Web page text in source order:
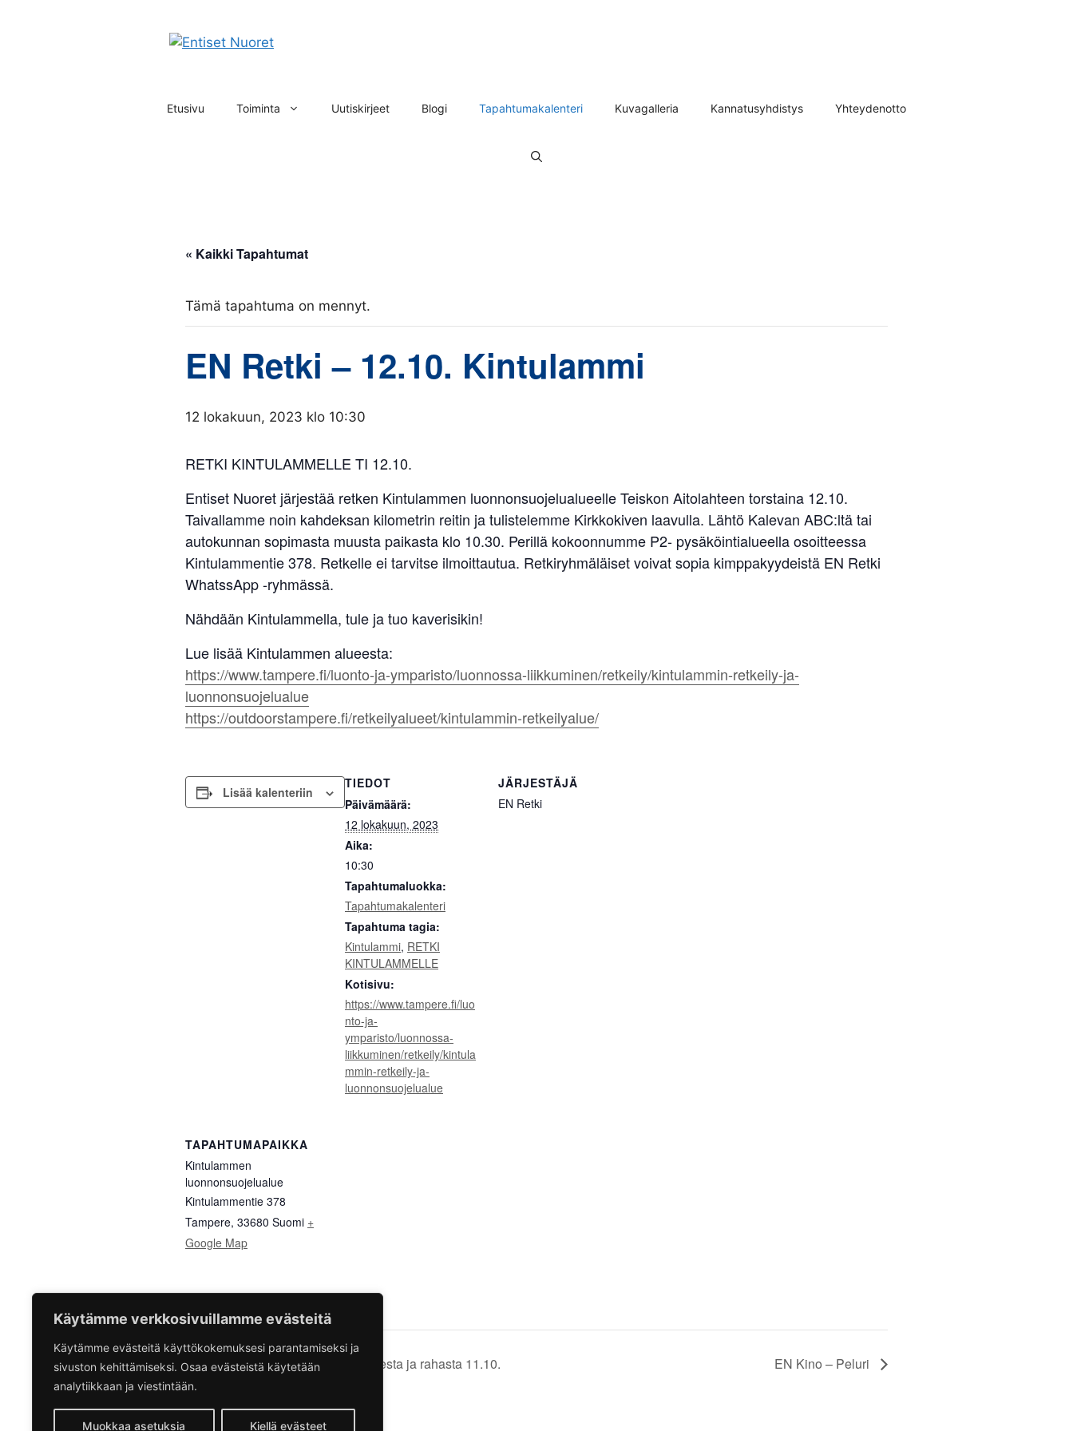
Käytämme verkkosivuillamme evästeitä
Käytämme evästeitä käyttökokemuksesi parantamiseksi ja
sivuston kehittämiseksi. Osaa evästeistä käytetään
analytiikkaan ja viestintään.
Muokkaa asetuksia Kiellä evästeet
Etusivu Toiminta Uutiskirjeet Blogi Tapahtumakalenteri Kuvagalleria Kannatusyhdistys Yhteydenotto
« Kaikki Tapahtumat
Tämä tapahtuma on mennyt.
EN Retki – 12.10. Kintulammi
12 lokakuun, 2023 klo 10:30
RETKI KINTULAMMELLE TI 12.10.
Entiset Nuoret järjestää retken Kintulammen luonnonsuojelualueelle Teiskon Aitolahteen torstaina 12.10.
Taivallamme noin kahdeksan kilometrin reitin ja tulistelemme Kirkkokiven laavulla. Lähtö Kalevan ABC:ltä tai
autokunnan sopimasta muusta paikasta klo 10.30. Perillä kokoonnumme P2- pysäköintialueella osoitteessa
Kintulammentie 378. Retkelle ei tarvitse ilmoittautua. Retkiryhmäläiset voivat sopia kimppakyydeistä EN Retki
WhatssApp -ryhmässä.
Nähdään Kintulammella, tule ja tuo kaverisikin!
Lue lisää Kintulammen alueesta:
https://www.tampere.fi/luonto-ja-ymparisto/luonnossa-liikkuminen/retkeily/kintulammin-retkeily-ja-
luonnonsuojelualue
https://outdoorstampere.fi/retkeilyalueet/kintulammin-retkeilyalue/
Lisää kalenteriin
TIEDOT
Päivämäärä:
12 lokakuun, 2023
Aika:
10:30
Tapahtumaluokka:
Tapahtumakalenteri
Tapahtuma tagia:
Kintulammi, RETKI
KINTULAMMELLE
Kotisivu:
https://www.tampere.fi/luo
nto-ja-
ymparisto/luonnossa-
liikkuminen/retkeily/kintula
mmin-retkeily-ja-
luonnonsuojelualue
JÄRJESTÄJÄ
EN Retki
TAPAHTUMAPAIKKA
Kintulammen
luonnonsuojelualue
Kintulammentie 378
Tampere, 33680 Suomi +
Google Map
EN – Keskustelua eriarvoisuudesta ja rahasta 11.10. EN Kino – Peluri